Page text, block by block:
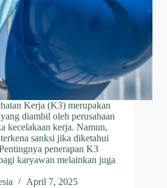
Kerja (K3) merupakan
diambil oleh perusahaan
kecelakaan kerja. Namun,
sanksi jika diketahui
penerapan K3
karyawan melainkan juga
April 7, 2025